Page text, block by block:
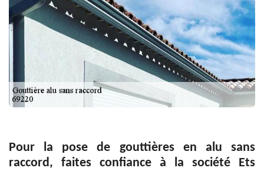
Pour la pose de gouttières en alu sans
raccord, faites confiance à la société Ets